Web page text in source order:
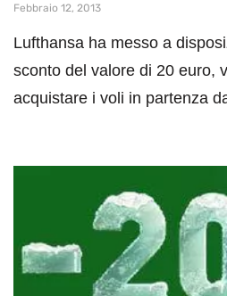
Febbraio 12, 2013
Lufthansa ha messo a
sconto del valore di 20 euro,
acquistare i voli in partenza